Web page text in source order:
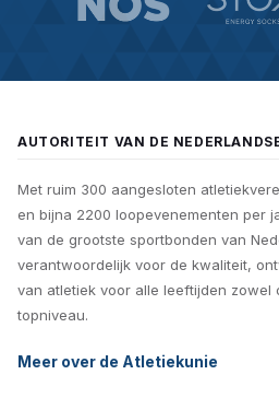
AUTORITEIT VAN DE
Met ruim 300 aangesloten
en bijna 2200 loopevenementen per
van de grootste sportbonden van
verantwoordelijk voor de kwaliteit,
van atletiek voor alle leeftijden
topniveau.
Meer over de Atletiekunie